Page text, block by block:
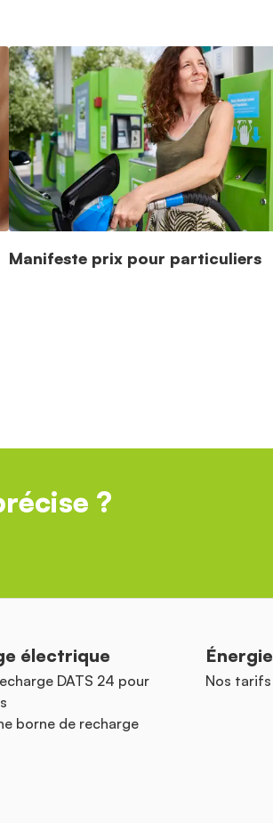
Manifeste prix pour particuliers
?
électrique
DATS 24 pour
borne de recharge
Énergie
Nos tarifs